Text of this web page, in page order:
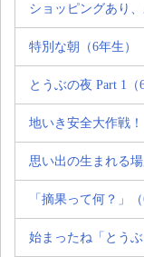
ショッピングあり
特別な朝（6年生）
とうぶの夜 Part 1（
地いき安全大作戦
思い出の生まれる場
「摘果って何？」（
始まったね「とうぶ